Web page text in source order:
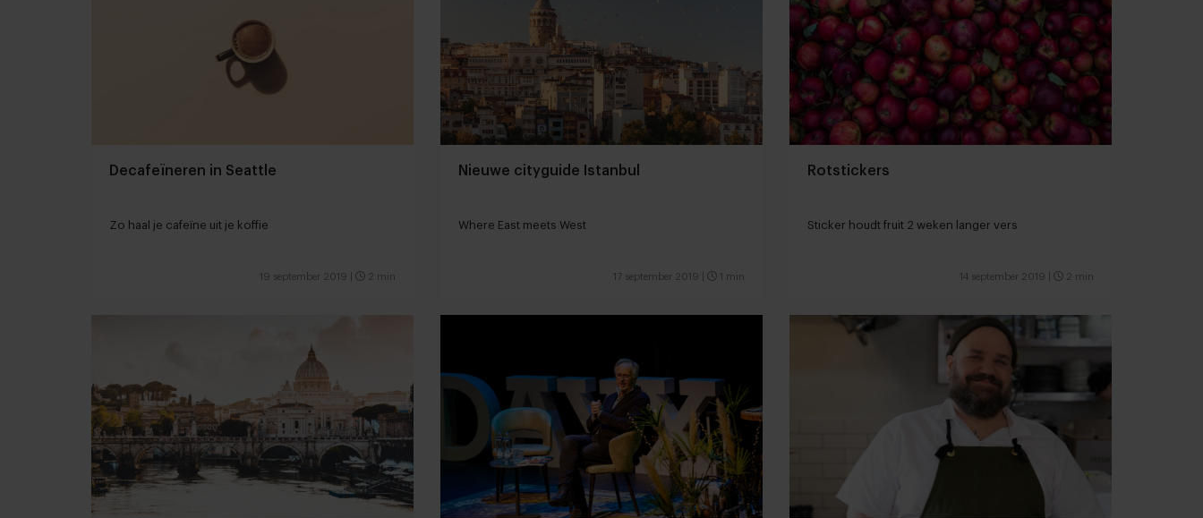
Decafeïneren in Seattle
Zo haal je cafeïne uit je koffie
19 september 2019 2 min
Nieuwe cityguide Istanbul
Where East meets West
17 september 2019 1 min
Rotstickers
Sticker houdt fruit 2 weken langer vers
14 september 2019 2 min